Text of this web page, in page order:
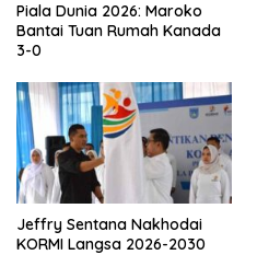
Piala Dunia 2026: Maroko
Bantai Tuan Rumah Kanada
3-0
Jeffry Sentana Nakhodai
KORMI Langsa 2026-2030